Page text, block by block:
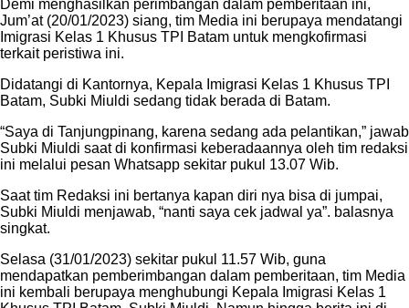
Demi menghasilkan perimbangan dalam pemberitaan ini,
Jum’at (20/01/2023) siang, tim Media ini berupaya mendatangi
Imigrasi Kelas 1 Khusus TPI Batam untuk mengkofirmasi
terkait peristiwa ini.
Didatangi di Kantornya, Kepala Imigrasi Kelas 1 Khusus TPI
Batam, Subki Miuldi sedang tidak berada di Batam.
“Saya di Tanjungpinang, karena sedang ada pelantikan,” jawab
Subki Miuldi saat di konfirmasi keberadaannya oleh tim redaksi
ini melalui pesan Whatsapp sekitar pukul 13.07 Wib.
Saat tim Redaksi ini bertanya kapan diri nya bisa di jumpai,
Subki Miuldi menjawab, “nanti saya cek jadwal ya”. balasnya
singkat.
Selasa (31/01/2023) sekitar pukul 11.57 Wib, guna
mendapatkan pemberimbangan dalam pemberitaan, tim Media
ini kembali berupaya menghubungi Kepala Imigrasi Kelas 1